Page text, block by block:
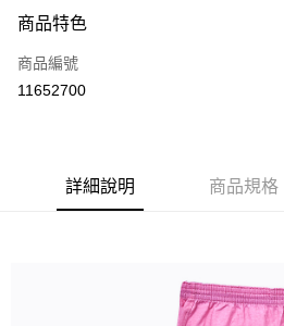
LINE Pay
Apple Pay
ATM付款
每筆NT$80，滿NT$899(含以上)免運費
商品特色
商品編號
11652700
詳細說明 商品規格